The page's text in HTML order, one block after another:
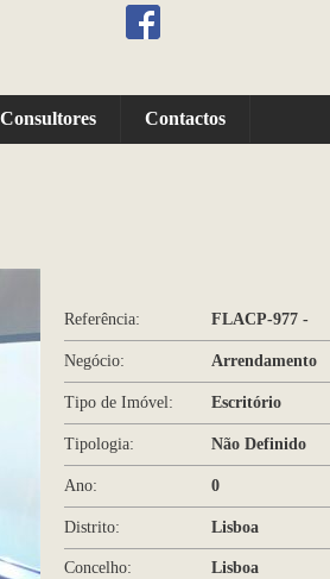
Consultores Contactos
Referência: FLACP-977 -
Negócio: Arrendamento
Tipo de Imóvel: Escritório
Tipologia: Não Definido
Ano: 0
Distrito: Lisboa
Concelho: Lisboa